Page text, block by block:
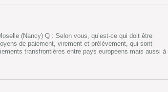
(Nancy) Q : Selon vous, qu’est-ce qui doit être
de paiement, virement et prélèvement, qui sont
transfrontières entre pays européens mais aussi à